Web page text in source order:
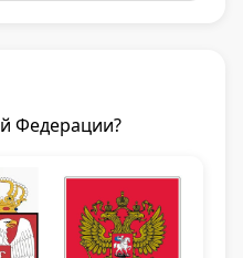
Федерации?